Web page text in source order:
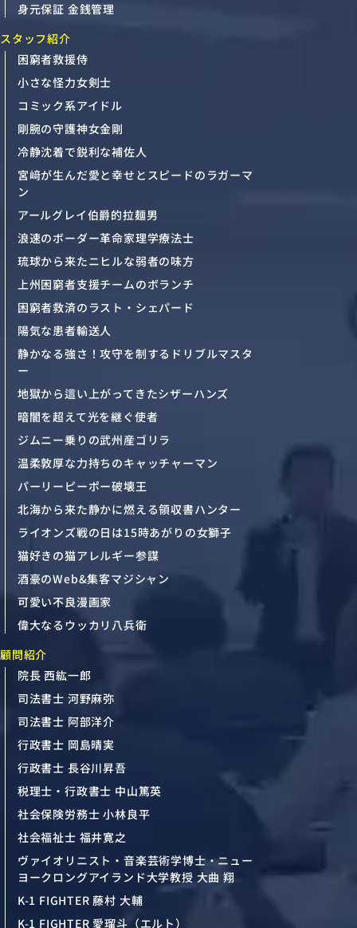
身元保証 金銭管理
スタッフ紹介
困窮者救援侍
小さな怪力女剣士
コミック系アイドル
剛腕の守護神女金剛
冷静沈着で鋭利な補佐人
宮﨑が生んだ愛と幸せとスピードのラガーマ
ン
アールグレイ伯爵的拉麺男
浪速のボーダー革命家理学療法士
琉球から来たニヒルな弱者の味方
上州困窮者支援チームのボランチ
困窮者救済のラスト・シェパード
陽気な患者輸送人
静かなる強さ！攻守を制するドリブルマスタ
ー
地獄から這い上がってきたシザーハンズ
暗闇を超えて光を継ぐ使者
ジムニー乗りの武州産ゴリラ
温柔敦厚な力持ちのキャッチャーマン
パーリーピーポー破壊王
北海から来た静かに燃える領収書ハンター
ライオンズ戦の日は15時あがりの女獅子
猫好きの猫アレルギー参謀
酒豪のWeb&集客マジシャン
可愛い不良漫画家
偉大なるウッカリ八兵衛
顧問紹介
院長 西紘一郎
司法書士 河野麻弥
司法書士 阿部洋介
行政書士 岡島晴実
行政書士 長谷川昇吾
税理士・行政書士 中山篤英
社会保険労務士 小林良平
社会福祉士 福井寛之
ヴァイオリニスト・音楽芸術学博士・ニュー
ヨークロングアイランド大学教授 大曲 翔
K-1 FIGHTER 藤村 大輔
K-1 FIGHTER 愛瑠斗（エルト）